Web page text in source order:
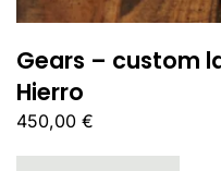
Gears – custom
Hierro
450,00 €